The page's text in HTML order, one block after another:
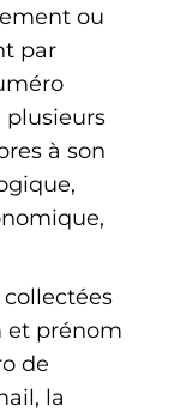
ou
par
plusieurs
à son
et prénom
de
la